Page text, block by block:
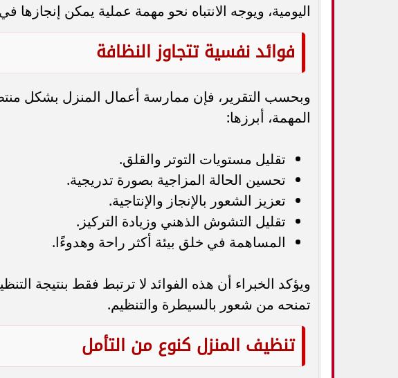
اليومية، ويوجه الانتباه نحو مهمة عملية يمكن
فوائد نفسية تتجاوز النظافة
وبحسب التقرير، فإن ممارسة أعمال المنزل بشكل
المهمة، أبرزها:
تقليل مستويات التوتر والقلق.
تحسين الحالة المزاجية بصورة تدريجية.
تعزيز الشعور بالإنجاز والإنتاجية.
تقليل التشوش الذهني وزيادة التركيز.
المساهمة في خلق بيئة أكثر راحة وهدوءًا.
ويؤكد الخبراء أن هذه الفوائد لا ترتبط فقط بنتيجة
تمنحه من شعور بالسيطرة والتنظيم.
تنظيف المنزل كنوع من التأمل